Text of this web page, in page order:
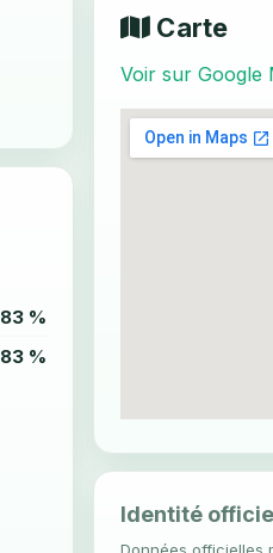
83 %
83 %
Carte
Voir sur Google
Identité